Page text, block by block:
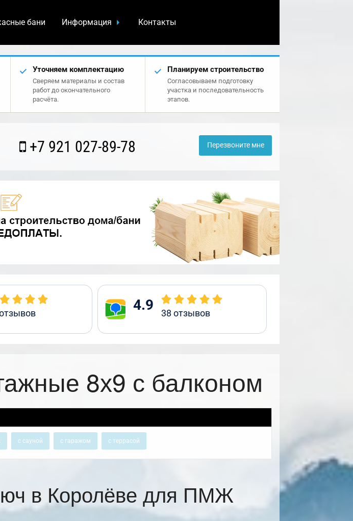
бани Информация Контакты
Уточняем комплектацию
Сверяем материалы и состав
работ до окончательного
расчёта.
Планируем строительство
Согласовываем подготовку
участка и последовательность
этапов.
+7 921 027-89-78 Перезвоните мне
4.9 38 отзывов
8х9 с балконом
с сауной с гаражом с террасой
в Королёве для ПМЖ